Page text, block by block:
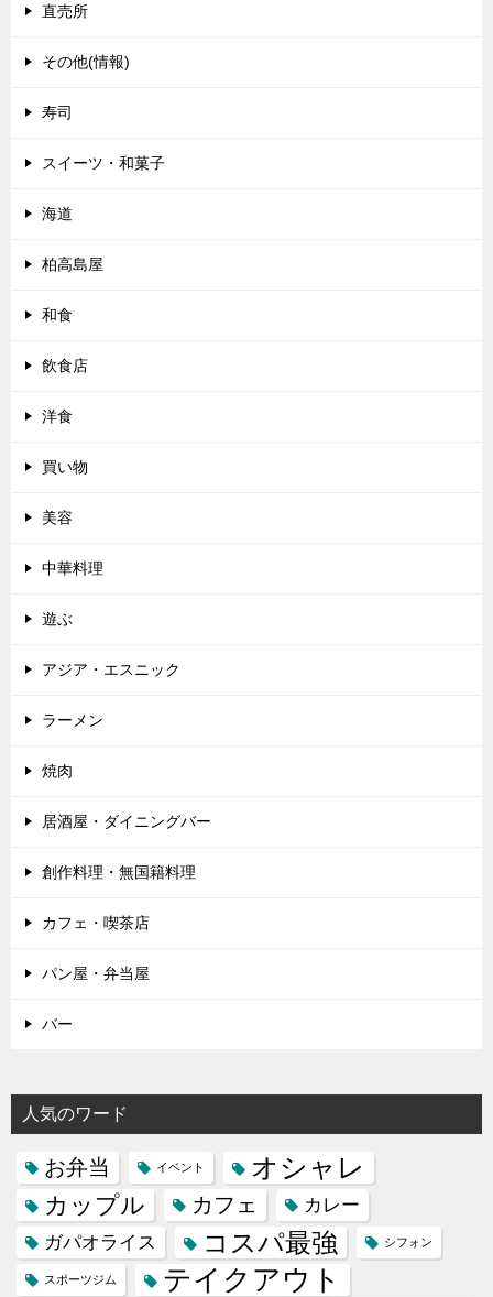
直売所
その他(情報)
寿司
スイーツ・和菓子
海道
柏高島屋
和食
飲食店
洋食
買い物
美容
中華料理
遊ぶ
アジア・エスニック
ラーメン
焼肉
居酒屋・ダイニングバー
創作料理・無国籍料理
カフェ・喫茶店
パン屋・弁当屋
バー
人気のワード
お弁当 イベント オシャレ
カップル カフェ
カレー
ガパオライス
コスパ最強 シフォン
スポーツジム テイクアウト